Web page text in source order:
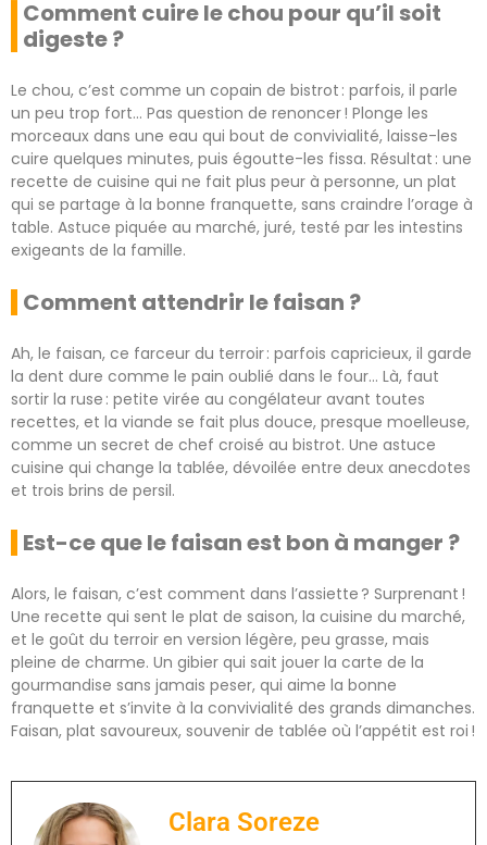
Comment cuire le chou pour qu’il soit
digeste ?
Le chou, c’est comme un copain de bistrot : parfois, il parle
un peu trop fort… Pas question de renoncer ! Plonge les
morceaux dans une eau qui bout de convivialité, laisse-les
cuire quelques minutes, puis égoutte-les fissa. Résultat : une
recette de cuisine qui ne fait plus peur à personne, un plat
qui se partage à la bonne franquette, sans craindre l’orage à
table. Astuce piquée au marché, juré, testé par les intestins
exigeants de la famille.
Comment attendrir le faisan ?
Ah, le faisan, ce farceur du terroir : parfois capricieux, il garde
la dent dure comme le pain oublié dans le four… Là, faut
sortir la ruse : petite virée au congélateur avant toutes
recettes, et la viande se fait plus douce, presque moelleuse,
comme un secret de chef croisé au bistrot. Une astuce
cuisine qui change la tablée, dévoilée entre deux anecdotes
et trois brins de persil.
Est-ce que le faisan est bon à manger ?
Alors, le faisan, c’est comment dans l’assiette ? Surprenant !
Une recette qui sent le plat de saison, la cuisine du marché,
et le goût du terroir en version légère, peu grasse, mais
pleine de charme. Un gibier qui sait jouer la carte de la
gourmandise sans jamais peser, qui aime la bonne
franquette et s’invite à la convivialité des grands dimanches.
Faisan, plat savoureux, souvenir de tablée où l’appétit est roi !
Clara Soreze